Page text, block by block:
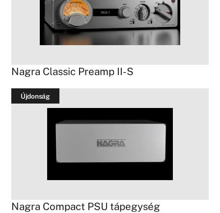
Nagra Classic Preamp II-S
Újdonság
Nagra Compact PSU tápegység